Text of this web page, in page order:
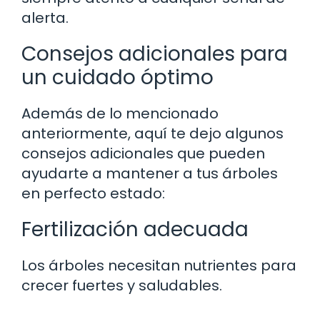
alerta.
Consejos adicionales para
un cuidado óptimo
Además de lo mencionado
anteriormente, aquí te dejo algunos
consejos adicionales que pueden
ayudarte a mantener a tus árboles
en perfecto estado:
Fertilización adecuada
Los árboles necesitan nutrientes para
crecer fuertes y saludables.